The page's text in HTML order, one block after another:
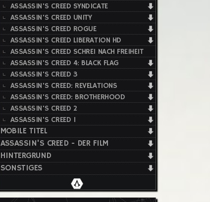
ASSASSIN'S CREED SYNDICATE
ASSASSIN'S CREED UNITY
ASSASSIN'S CREED ROGUE
ASSASSIN'S CREED LIBERATION HD
ASSASSIN'S CREED SCHREI NACH FREIHEIT
ASSASSIN'S CREED 4: BLACK FLAG
ASSASSIN'S CREED 3
ASSASSIN'S CREED: REVELATIONS
ASSASSIN'S CREED: BROTHERHOOD
ASSASSIN'S CREED 2
ASSASSIN'S CREED 1
MOBILE TITEL
ASSASSIN'S CREED - DER FILM
HINTERGRUND
SONSTIGES